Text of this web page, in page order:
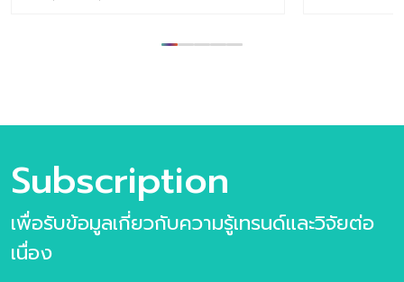
เข้าสู่ยุคของ “ผู้ช่วยอัจฉริยะ” ที่คิดแทนและ
Trend ย่อยง่าย วันนี้ จะพาคุณไปเจาะลึก
ว่า อนาคตของเทคโนโลยีนี้จะเดินไปทางไหน
และซอฟต์แวร์แบบไหนที่จะสูญพันธุ์ไปจาก
ตลาดในเร็วๆ ภาพรวม: ตลาด Software
ในอีกไม่กี่ปีข้างหน้า ทิศทางของเทคโนโลยี
ยุคใหม่ 1.
Subscription
เพื่อรับข้อมูลเกี่ยวกับความรู้เทรนด์และวิจัยต่อ
เนื่อง